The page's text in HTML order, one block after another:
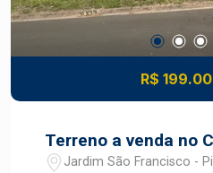
R$
Terreno a venda no
Jardim São Francisco -